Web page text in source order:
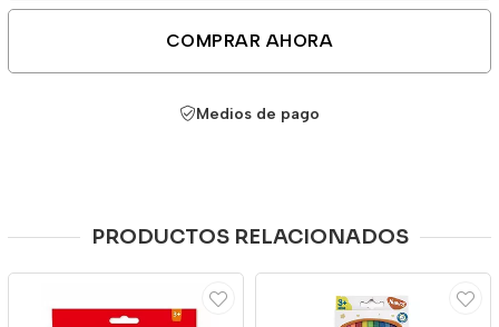
COMPRAR AHORA
Medios de pago
PRODUCTOS RELACIONADOS